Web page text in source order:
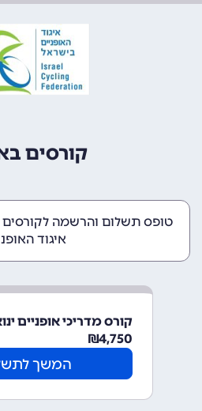
קורסים
טופס תשלום והרשמה
איגוד
קורס מדריכי אופניים ינואר
4,750
₪
המשך